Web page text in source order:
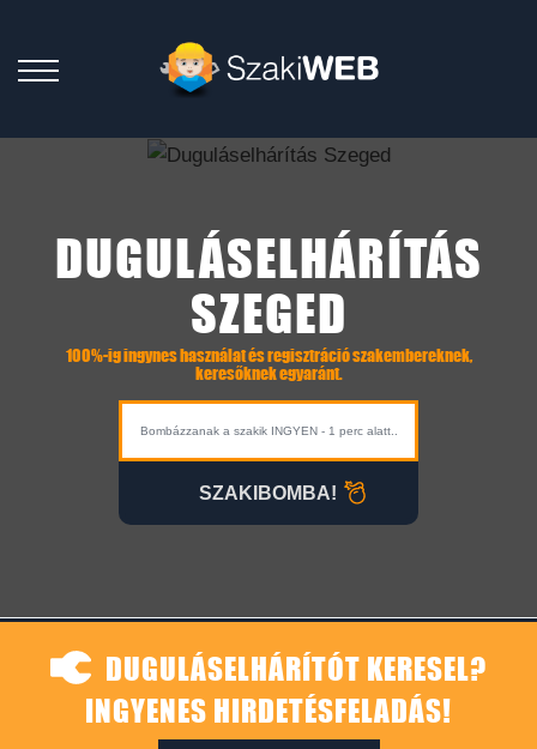
DUGULÁSELHÁRÍTÁS
SZEGED
100%-ig ingynes használat és regisztráció szakembereknek,
keresőknek egyaránt.
SZAKIBOMBA!
DUGULÁSELHÁRÍTÓT KERESEL?
INGYENES HIRDETÉSFELADÁS!